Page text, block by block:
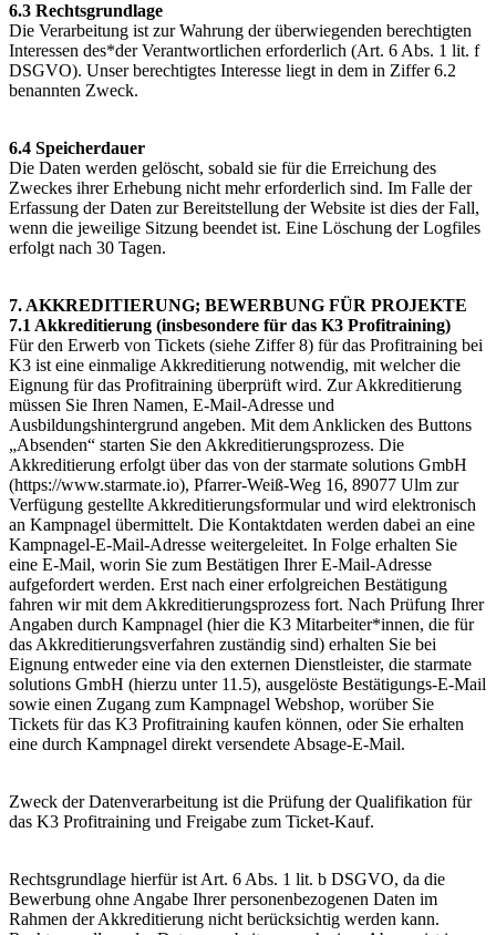
6.3 Rechtsgrundlage
Die Verarbeitung ist zur Wahrung der überwiegenden berechtigten
Interessen des*der Verantwortlichen erforderlich (Art. 6 Abs. 1 lit. f
DSGVO). Unser berechtigtes Interesse liegt in dem in Ziffer 6.2
benannten Zweck.
6.4 Speicherdauer
Die Daten werden gelöscht, sobald sie für die Erreichung des
Zweckes ihrer Erhebung nicht mehr erforderlich sind. Im Falle der
Erfassung der Daten zur Bereitstellung der Website ist dies der Fall,
wenn die jeweilige Sitzung beendet ist. Eine Löschung der Logfiles
erfolgt nach 30 Tagen.
7. AKKREDITIERUNG; BEWERBUNG FÜR PROJEKTE
7.1 Akkreditierung (insbesondere für das K3 Profitraining)
Für den Erwerb von Tickets (siehe Ziffer 8) für das Profitraining bei
K3 ist eine einmalige Akkreditierung notwendig, mit welcher die
Eignung für das Profitraining überprüft wird. Zur Akkreditierung
müssen Sie Ihren Namen, E-Mail-Adresse und
Ausbildungshintergrund angeben. Mit dem Anklicken des Buttons
„Absenden“ starten Sie den Akkreditierungsprozess. Die
Akkreditierung erfolgt über das von der starmate solutions GmbH
(https://www.starmate.io), Pfarrer-Weiß-Weg 16, 89077 Ulm zur
Verfügung gestellte Akkreditierungsformular und wird elektronisch
an Kampnagel übermittelt. Die Kontaktdaten werden dabei an eine
Kampnagel-E-Mail-Adresse weitergeleitet. In Folge erhalten Sie
eine E-Mail, worin Sie zum Bestätigen Ihrer E-Mail-Adresse
aufgefordert werden. Erst nach einer erfolgreichen Bestätigung
fahren wir mit dem Akkreditierungsprozess fort. Nach Prüfung Ihrer
Angaben durch Kampnagel (hier die K3 Mitarbeiter*innen, die für
das Akkreditierungsverfahren zuständig sind) erhalten Sie bei
Eignung entweder eine via den externen Dienstleister, die starmate
solutions GmbH (hierzu unter 11.5), ausgelöste Bestätigungs-E-Mail
sowie einen Zugang zum Kampnagel Webshop, worüber Sie
Tickets für das K3 Profitraining kaufen können, oder Sie erhalten
eine durch Kampnagel direkt versendete Absage-E-Mail.
Zweck der Datenverarbeitung ist die Prüfung der Qualifikation für
das K3 Profitraining und Freigabe zum Ticket-Kauf.
Rechtsgrundlage hierfür ist Art. 6 Abs. 1 lit. b DSGVO, da die
Bewerbung ohne Angabe Ihrer personenbezogenen Daten im
Rahmen der Akkreditierung nicht berücksichtig werden kann.